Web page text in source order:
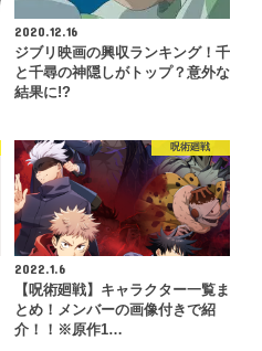
2020.12.16
ジブリ映画の興収ランキング！千
と千尋の神隠しがトップ？意外な
結果に!?
呪術廻戦
2022.1.6
【呪術廻戦】キャラクター一覧ま
とめ！メンバーの画像付きで紹
介！！※原作1…